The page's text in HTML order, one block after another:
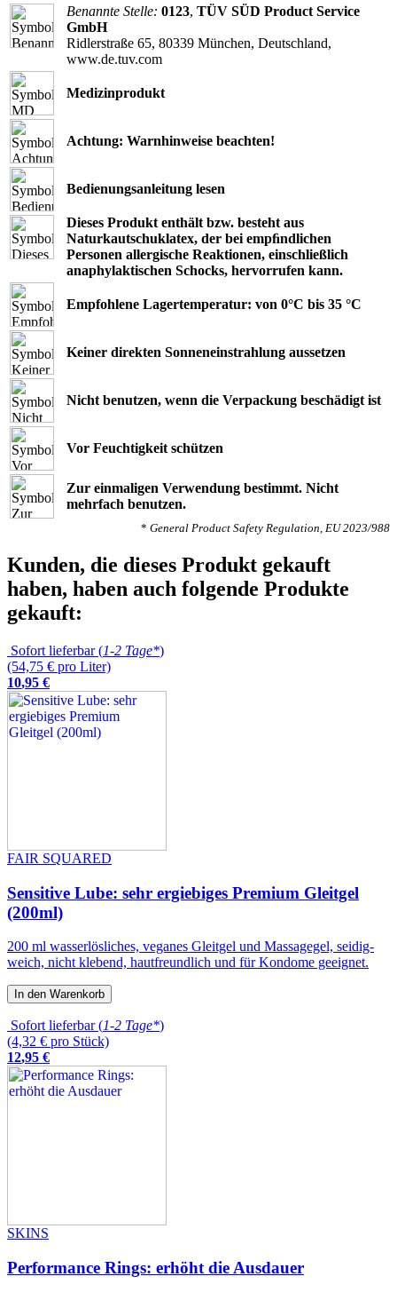
Benannte Stelle: 0123, TÜV SÜD Product Service
GmbH
Ridlerstraße 65, 80339 München, Deutschland,
www.de.tuv.com
Medizinprodukt
Achtung: Warnhinweise beachten!
Bedienungsanleitung lesen
Dieses Produkt enthält bzw. besteht aus
Naturkautschuklatex, der bei empﬁndlichen
Personen allergische Reaktionen, einschließlich
anaphylaktischen Schocks, hervorrufen kann.
Empfohlene Lagertemperatur: von 0°C bis 35 °C
Keiner direkten Sonneneinstrahlung aussetzen
Nicht benutzen, wenn die Verpackung beschädigt ist
Vor Feuchtigkeit schützen
Zur einmaligen Verwendung bestimmt. Nicht
mehrfach benutzen.
* General Product Safety Regulation, EU 2023/988
Kunden, die dieses Produkt gekauft
haben, haben auch folgende Produkte
gekauft:
Sofort lieferbar (1-2 Tage*)
(54,75 € pro Liter)
10,95 €
FAIR SQUARED
Sensitive Lube: sehr ergiebiges Premium Gleitgel
(200ml)
200 ml wasserlösliches, veganes Gleitgel und Massagegel, seidig-
weich, nicht klebend, hautfreundlich und für Kondome geeignet.
In den Warenkorb
Sofort lieferbar (1-2 Tage*)
(4,32 € pro Stück)
12,95 €
SKINS
Performance Rings: erhöht die Ausdauer